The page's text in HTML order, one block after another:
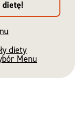
dietę!
diety
Menu